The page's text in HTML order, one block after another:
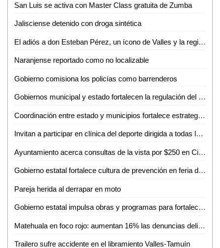
San Luis se activa con Master Class gratuita de Zumba
Jalisciense detenido con droga sintética
El adiós a don Esteban Pérez, un ícono de Valles y la región
Naranjense reportado como no localizable
Gobierno comisiona los policías como barrenderos
Gobiernos municipal y estado fortalecen la regulación del transporte turístico en Ciudad Valles
Coordinación entre estado y municipios fortalece estrategia de seguridad en la huasteca
Invitan a participar en clínica del deporte dirigida a todas las disciplinas en Ciudad Valles
Ayuntamiento acerca consultas de la vista por $250 en Ciudad Valles
Gobierno estatal fortalece cultura de prevención en feria de seguridad y medio ambiente
Pareja herida al derrapar en moto
Gobierno estatal impulsa obras y programas para fortalecer el acceso al agua
Matehuala en foco rojo: aumentan 16% las denuncias delictivas en un año
Trailero sufre accidente en el libramiento Valles-Tamuín